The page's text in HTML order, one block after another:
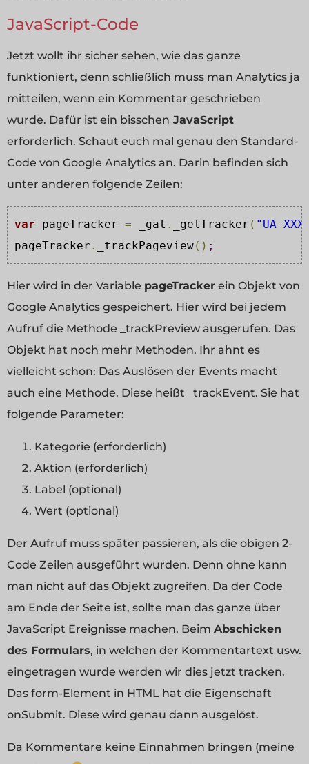
JavaScript-Code
Jetzt wollt ihr sicher sehen, wie das ganze
funktioniert, denn schließlich muss man Analytics ja
mitteilen, wenn ein Kommentar geschrieben
wurde. Dafür ist ein bisschen JavaScript
erforderlich. Schaut euch mal genau den Standard-
Code von Google Analytics an. Darin befinden sich
unter anderen folgende Zeilen:
var pageTracker = _gat . _getTracker ( "UA-
pageTracker . _trackPageview( ) ;
Hier wird in der Variable pageTracker ein Objekt von
Google Analytics gespeichert. Hier wird bei jedem
Aufruf die Methode _trackPreview ausgerufen. Das
Objekt hat noch mehr Methoden. Ihr ahnt es
vielleicht schon: Das Auslösen der Events macht
auch eine Methode. Diese heißt _trackEvent. Sie hat
folgende Parameter:
Kategorie (erforderlich)
Aktion (erforderlich)
Label (optional)
Wert (optional)
Der Aufruf muss später passieren, als die obigen 2-
Code Zeilen ausgeführt wurden. Denn ohne kann
man nicht auf das Objekt zugreifen. Da der Code
am Ende der Seite ist, sollte man das ganze über
JavaScript Ereignisse machen. Beim Abschicken
des Formulars, in welchen der Kommentartext usw.
eingetragen wurde werden wir dies jetzt tracken.
Das form-Element in HTML hat die Eigenschaft
onSubmit. Diese wird genau dann ausgelöst.
Da Kommentare keine Einnahmen bringen (meine